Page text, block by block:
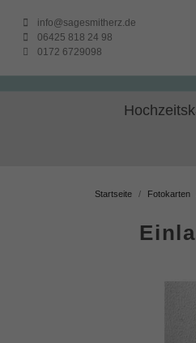
info@sagesmitherz.de
06425 818 24 98
0172 6729098
Startseite Fotokarten